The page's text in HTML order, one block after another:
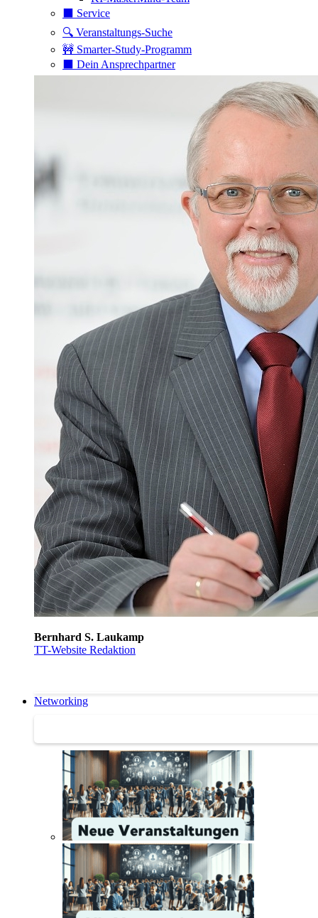
⬛️ Service
🔍 Veranstaltungs-Suche
🚧 Smarter-Study-Programm
⬛️ Dein Ansprechpartner
Bernhard S. Laukamp
TT-Website Redaktion
Networking